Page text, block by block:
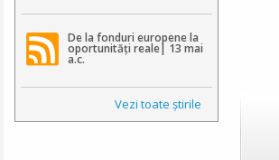
De la fonduri europene la
oportunități reale| 13 mai
a.c.
Vezi toate ştirile